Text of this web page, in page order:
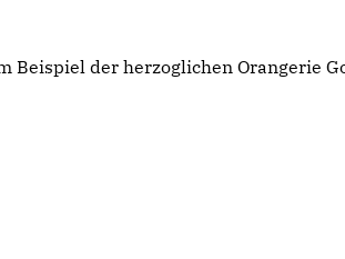
Beispiel der herzoglichen Orangerie